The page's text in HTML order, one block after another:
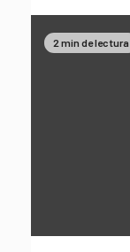
2 min de lectura